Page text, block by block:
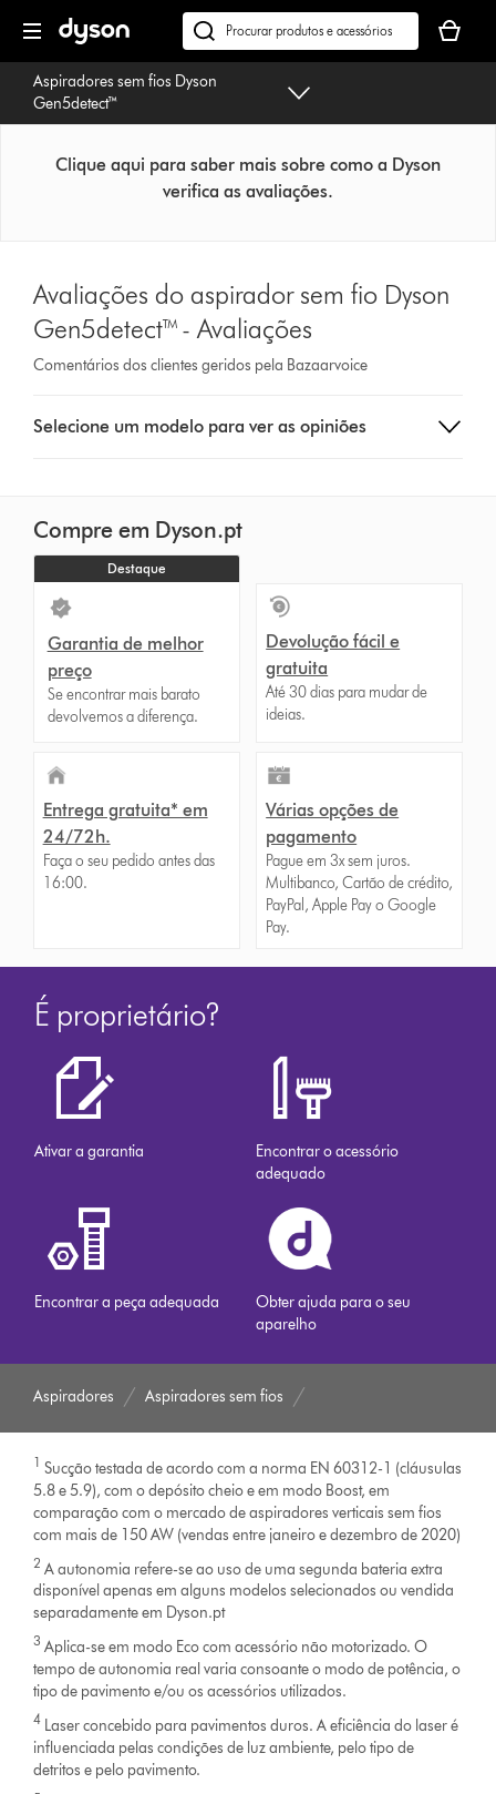
seguinte
Pesquisar
em
dyson.pt
seu
cesto
Aspiradores sem fios Dyson
Gen5detect™
Clique aqui para saber mais sobre como a Dyson
verifica as avaliações.
Avaliações do aspirador sem fio Dyson
Gen5detect™ - Avaliações
Comentários dos clientes geridos pela Bazaarvoice
a
list
to
reviews
that
model
below
Selecione um modelo para ver as opiniões
Compre em Dyson.pt
Destaque
Garantia de melhor
preço
Se encontrar mais barato
devolvemos a diferença.
Devolução fácil e
gratuita
Até 30 dias para mudar de
ideias.
Entrega gratuita* em
24/72h.
Faça o seu pedido antes das
16:00.
Várias opções de
pagamento
Pague em 3x sem juros.
Multibanco, Cartão de crédito,
PayPal, Apple Pay o Google
Pay.
É proprietário?
Ativar a garantia
Encontrar o acessório
adequado
Encontrar a peça adequada
Obter ajuda para o seu
aparelho
Aspiradores Aspiradores sem fios
1 Sucção testada de acordo com a norma EN 60312-1 (cláusulas
5.8 e 5.9), com o depósito cheio e em modo Boost, em
comparação com o mercado de aspiradores verticais sem fios
com mais de 150 AW (vendas entre janeiro e dezembro de 2020)
2 A autonomia refere-se ao uso de uma segunda bateria extra
disponível apenas em alguns modelos selecionados ou vendida
separadamente em Dyson.pt
3 Aplica-se em modo Eco com acessório não motorizado. O
tempo de autonomia real varia consoante o modo de potência, o
tipo de pavimento e/ou os acessórios utilizados.
4 Laser concebido para pavimentos duros. A eficiência do laser é
influenciada pelas condições de luz ambiente, pelo tipo de
detritos e pelo pavimento.